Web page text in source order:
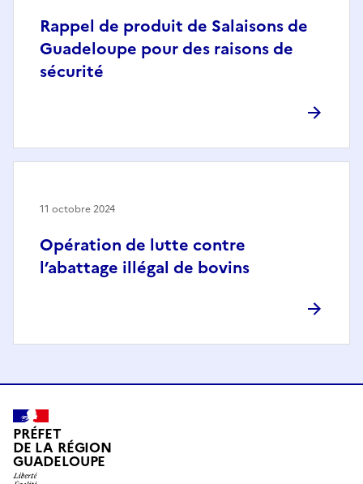
Rappel de produit de Salaisons de
Guadeloupe pour des raisons de
sécurité
Opération de lutte contre
l’abattage illégal de bovins
11 octobre 2024
PRÉFET
DE LA RÉGION
GUADELOUPE